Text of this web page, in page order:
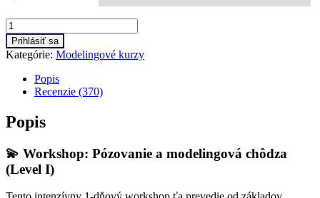
Množstvo
Prihlásiť sa
Kategórie: Modelingové kurzy
Popis
Recenzie (370)
Popis
💫 Workshop: Pózovanie a modelingová chôdza
(Level I)